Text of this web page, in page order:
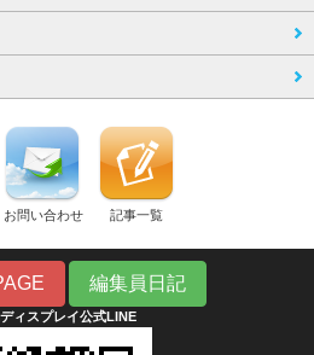
お問い合わせ 記事一覧
編集員日記
ィスプレイ公式LINE